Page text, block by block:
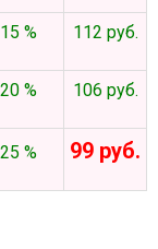
15 % 112 руб.
20 % 106 руб.
25 % 99 руб.